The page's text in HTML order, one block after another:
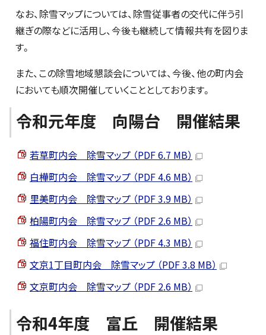
なお、除雪マップについては、除雪従事者の交代に伴う引
継ぎの際などに活用し、今後も継続して情報共有を図りま
す。
また、この除雪地域懇談会については、今後、他の町内会
においても順次開催していくこととしております。
令和元年度 向陽台 開催結果
若草町内会 除雪マップ （PDF 6.7 MB）
白樺町内会 除雪マップ （PDF 4.6 MB）
里美町内会 除雪マップ （PDF 3.9 MB）
柏陽町内会 除雪マップ （PDF 2.6 MB）
福住町内会 除雪マップ （PDF 4.3 MB）
文京1丁目町内会 除雪マップ （PDF 3.8 MB）
文京町内会 除雪マップ （PDF 2.6 MB）
令和4年度 富丘 開催結果